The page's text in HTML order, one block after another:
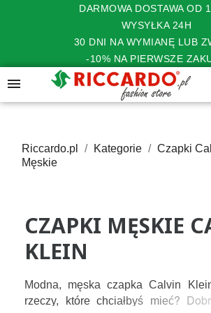
DARMOWA DOSTAWA OD
WYSYŁKA 24H
30 DNI NA WYMIANĘ LUB
-10% NA PIERWSZE

Riccardo.pl Kategorie
Czapki
Męskie
CZAPKI MĘSKIE
KLEIN
Modna, męska czapka Calvin
rzeczy, które chciałbyś mieć?